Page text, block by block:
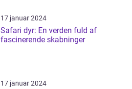
17 januar 2024
Safari dyr: En verden fuld af
fascinerende skabninger
17 januar 2024